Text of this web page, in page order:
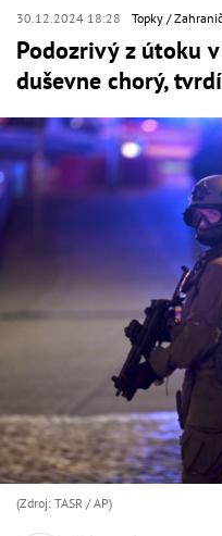
30.12.2024 18:28 Topky
Podozrivý z útoku
duševne chorý,
(Zdroj: TASR / AP)